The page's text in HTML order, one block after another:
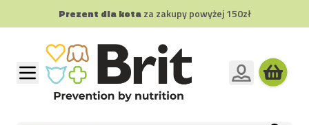
Prezent dla kotaza zakupy powyżej 150zł
Przejdź do treści